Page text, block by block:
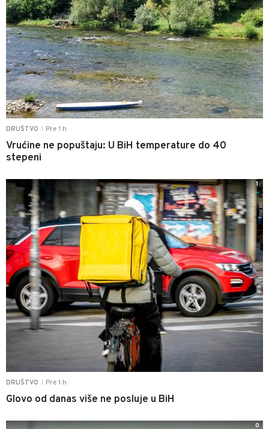
DRUŠTVO Pre 1 h
Vrućine ne popuštaju: U BiH temperature do 40
stepeni
DRUŠTVO Pre 1 h
Glovo od danas više ne posluje u BiH
1
0